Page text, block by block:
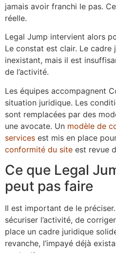
jamais avoir franchi le pas.
réelle.
Legal Jump intervient alors
Le constat est clair. Le cadre
inexistant, mais il est
de l’activité.
Les équipes accompagnent
situation juridique. Les
sont remplacées par des
une avocate. Un modèle de
services est mis en place
conformité du site est revue
Ce que Legal
peut pas faire
Il est important de le
sécuriser l’activité, de
place un cadre juridique
revanche, l’impayé déjà